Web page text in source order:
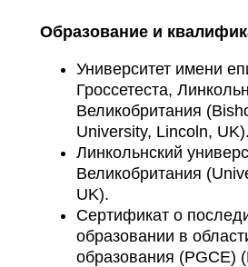
Образование и
Университет имени
Гроссетеста,
Великобритания
University, Lincoln, UK).
Линкольнский
Великобритания
UK).
Сертификат о
образовании в
образования (PGCE)